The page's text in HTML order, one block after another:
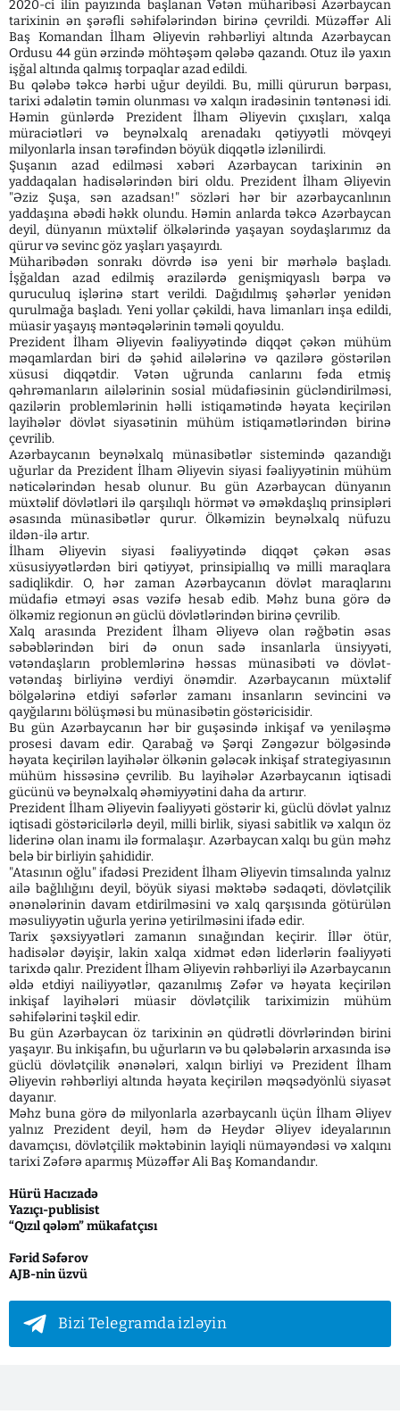
2020-ci ilin payızında başlanan Vətən müharibəsi Azərbaycan
tarixinin ən şərəfli səhifələrindən birinə çevrildi. Müzəffər Ali
Baş Komandan İlham Əliyevin rəhbərliyi altında Azərbaycan
Ordusu 44 gün ərzində möhtəşəm qələbə qazandı. Otuz ilə yaxın
işğal altında qalmış torpaqlar azad edildi.
Bu qələbə təkcə hərbi uğur deyildi. Bu, milli qürurun bərpası,
tarixi ədalətin təmin olunması və xalqın iradəsinin təntənəsi idi.
Həmin günlərdə Prezident İlham Əliyevin çıxışları, xalqa
müraciətləri və beynəlxalq arenadakı qətiyyətli mövqeyi
milyonlarla insan tərəfindən böyük diqqətlə izlənilirdi.
Şuşanın azad edilməsi xəbəri Azərbaycan tarixinin ən
yaddaqalan hadisələrindən biri oldu. Prezident İlham Əliyevin
"Əziz Şuşa, sən azadsan!" sözləri hər bir azərbaycanlının
yaddaşına əbədi həkk olundu. Həmin anlarda təkcə Azərbaycan
deyil, dünyanın müxtəlif ölkələrində yaşayan soydaşlarımız da
qürur və sevinc göz yaşları yaşayırdı.
Müharibədən sonrakı dövrdə isə yeni bir mərhələ başladı.
İşğaldan azad edilmiş ərazilərdə genişmiqyaslı bərpa və
quruculuq işlərinə start verildi. Dağıdılmış şəhərlər yenidən
qurulmağa başladı. Yeni yollar çəkildi, hava limanları inşa edildi,
müasir yaşayış məntəqələrinin təməli qoyuldu.
Prezident İlham Əliyevin fəaliyyətində diqqət çəkən mühüm
məqamlardan biri də şəhid ailələrinə və qazilərə göstərilən
xüsusi diqqətdir. Vətən uğrunda canlarını fəda etmiş
qəhrəmanların ailələrinin sosial müdafiəsinin gücləndirilməsi,
qazilərin problemlərinin həlli istiqamətində həyata keçirilən
layihələr dövlət siyasətinin mühüm istiqamətlərindən birinə
çevrilib.
Azərbaycanın beynəlxalq münasibətlər sistemində qazandığı
uğurlar da Prezident İlham Əliyevin siyasi fəaliyyətinin mühüm
nəticələrindən hesab olunur. Bu gün Azərbaycan dünyanın
müxtəlif dövlətləri ilə qarşılıqlı hörmət və əməkdaşlıq prinsipləri
əsasında münasibətlər qurur. Ölkəmizin beynəlxalq nüfuzu
ildən-ilə artır.
İlham Əliyevin siyasi fəaliyyətində diqqət çəkən əsas
xüsusiyyətlərdən biri qətiyyət, prinsipiallıq və milli maraqlara
sadiqlikdir. O, hər zaman Azərbaycanın dövlət maraqlarını
müdafiə etməyi əsas vəzifə hesab edib. Məhz buna görə də
ölkəmiz regionun ən güclü dövlətlərindən birinə çevrilib.
Xalq arasında Prezident İlham Əliyevə olan rəğbətin əsas
səbəblərindən biri də onun sadə insanlarla ünsiyyəti,
vətəndaşların problemlərinə həssas münasibəti və dövlət-
vətəndaş birliyinə verdiyi önəmdir. Azərbaycanın müxtəlif
bölgələrinə etdiyi səfərlər zamanı insanların sevincini və
qayğılarını bölüşməsi bu münasibətin göstəricisidir.
Bu gün Azərbaycanın hər bir guşəsində inkişaf və yeniləşmə
prosesi davam edir. Qarabağ və Şərqi Zəngəzur bölgəsində
həyata keçirilən layihələr ölkənin gələcək inkişaf strategiyasının
mühüm hissəsinə çevrilib. Bu layihələr Azərbaycanın iqtisadi
gücünü və beynəlxalq əhəmiyyətini daha da artırır.
Prezident İlham Əliyevin fəaliyyəti göstərir ki, güclü dövlət yalnız
iqtisadi göstəricilərlə deyil, milli birlik, siyasi sabitlik və xalqın öz
liderinə olan inamı ilə formalaşır. Azərbaycan xalqı bu gün məhz
belə bir birliyin şahididir.
"Atasının oğlu" ifadəsi Prezident İlham Əliyevin timsalında yalnız
ailə bağlılığını deyil, böyük siyasi məktəbə sədaqəti, dövlətçilik
ənənələrinin davam etdirilməsini və xalq qarşısında götürülən
məsuliyyətin uğurla yerinə yetirilməsini ifadə edir.
Tarix şəxsiyyətləri zamanın sınağından keçirir. İllər ötür,
hadisələr dəyişir, lakin xalqa xidmət edən liderlərin fəaliyyəti
tarixdə qalır. Prezident İlham Əliyevin rəhbərliyi ilə Azərbaycanın
əldə etdiyi nailiyyətlər, qazanılmış Zəfər və həyata keçirilən
inkişaf layihələri müasir dövlətçilik tariximizin mühüm
səhifələrini təşkil edir.
Bu gün Azərbaycan öz tarixinin ən qüdrətli dövrlərindən birini
yaşayır. Bu inkişafın, bu uğurların və bu qələbələrin arxasında isə
güclü dövlətçilik ənənələri, xalqın birliyi və Prezident İlham
Əliyevin rəhbərliyi altında həyata keçirilən məqsədyönlü siyasət
dayanır.
Məhz buna görə də milyonlarla azərbaycanlı üçün İlham Əliyev
yalnız Prezident deyil, həm də Heydər Əliyev ideyalarının
davamçısı, dövlətçilik məktəbinin layiqli nümayəndəsi və xalqını
tarixi Zəfərə aparmış Müzəffər Ali Baş Komandandır.
Hürü Hacızadə
Yazıçı-publisist
“Qızıl qələm” mükafatçısı
Fərid Səfərov
AJB-nin üzvü
Bizi Telegramda izləyin